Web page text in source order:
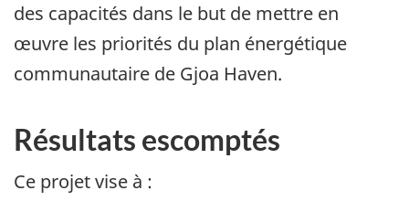
des capacités dans le but de mettre en
œuvre les priorités du plan énergétique
communautaire de Gjoa Haven.
Résultats escomptés
Ce projet vise à :